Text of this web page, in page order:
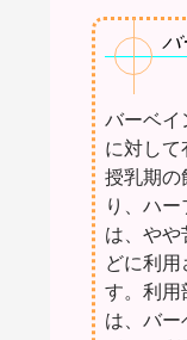
バ
バーベイ
に対し
授乳期の
り、ハ
は、や
どに利
す。利用
は、バ